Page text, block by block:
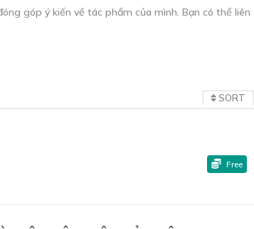
góp ý kiến về tác phẩm của mình. Bạn có thể liên
SORT
Free